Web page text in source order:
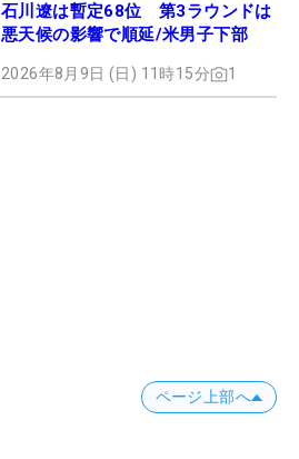
石川遼は暫定68位 第3ラウンドは
悪天候の影響で順延/米男子下部
2026年8月9日 (日) 11時15分 1
ページ上部へ